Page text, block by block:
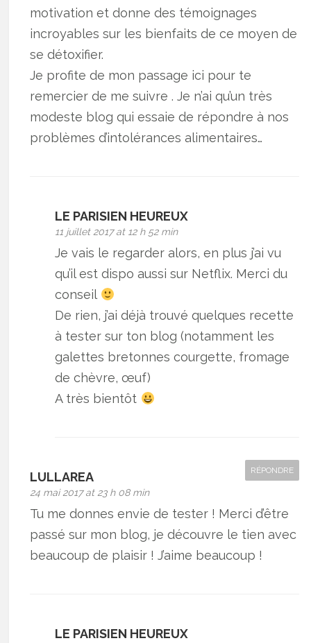
motivation et donne des témoignages
incroyables sur les bienfaits de ce moyen de
se détoxifier.
Je profite de mon passage ici pour te
remercier de me suivre . Je n’ai qu’un très
modeste blog qui essaie de répondre à nos
problèmes d’intolérances alimentaires…
LE PARISIEN HEUREUX
11 juillet 2017 at 12 h 52 min
Je vais le regarder alors, en plus j’ai vu
qu’il est dispo aussi sur Netflix. Merci du
conseil
De rien, j’ai déjà trouvé quelques recette
à tester sur ton blog (notamment les
galettes bretonnes courgette, fromage
de chèvre, œuf)
A très bientôt
LULLAREA
24 mai 2017 at 23 h 08 min
RÉPONDRE
Tu me donnes envie de tester ! Merci d’être
passé sur mon blog, je découvre le tien avec
beaucoup de plaisir ! J’aime beaucoup !
LE PARISIEN HEUREUX